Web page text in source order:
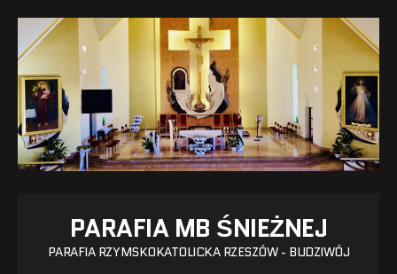
PARAFIA MB ŚNIEŻNEJ
PARAFIA RZYMSKOKATOLICKA RZESZÓW - BUDZIWÓJ